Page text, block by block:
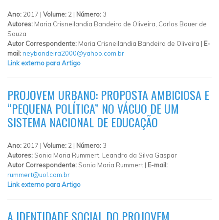
Ano: 2017 | Volume: 2 | Número: 3
Autores: Maria Crisneilandia Bandeira de Oliveira, Carlos Bauer de
Souza
Autor Correspondente: Maria Crisneilandia Bandeira de Oliveira | E-
mail:neybandeira2000@yahoo.com.br
Link externo para Artigo
PROJOVEM URBANO: PROPOSTA AMBICIOSA E
“PEQUENA POLÍTICA” NO VÁCUO DE UM
SISTEMA NACIONAL DE EDUCAÇÃO
Ano: 2017 | Volume: 2 | Número: 3
Autores: Sonia Maria Rummert, Leandro da Silva Gaspar
Autor Correspondente: Sonia Maria Rummert | E-mail:
rummert@uol.com.br
Link externo para Artigo
A IDENTIDADE SOCIAL DO PROJOVEM